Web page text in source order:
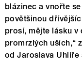
blázinec a vnořte
povětšinou
prosí, mějte lásku v
promrzlých uších,“
od Jaroslava Uhlíře